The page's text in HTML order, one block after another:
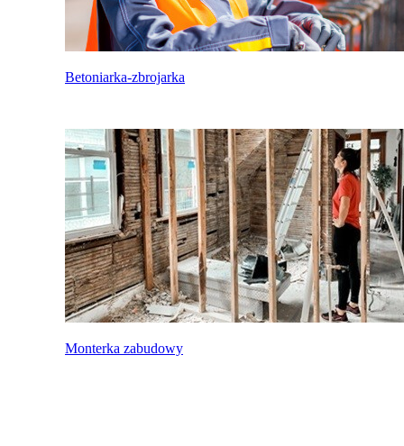
Betoniarka-zbrojarka
Monterka zabudowy